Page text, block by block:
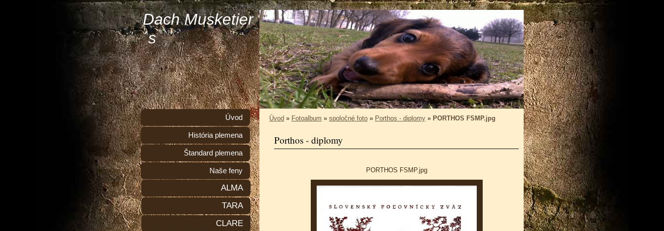
Dach Musketier
´s
Úvod » Fotoalbum » spoločné foto » Porthos - diplomy » PORTHOS FSMP.jpg
Porthos - diplomy
PORTHOS FSMP.jpg
Úvod
História plemena
Štandard plemena
Naše feny
ALMA
TARA
CLARE